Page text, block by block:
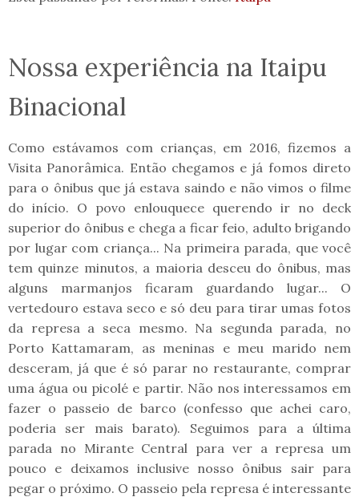
Nossa experiência na Itaipu
Binacional
Como estávamos com crianças, em 2016, fizemos a
Visita Panorâmica. Então chegamos e já fomos direto
para o ônibus que já estava saindo e não vimos o filme
do início. O povo enlouquece querendo ir no deck
superior do ônibus e chega a ficar feio, adulto brigando
por lugar com criança... Na primeira parada, que você
tem quinze minutos, a maioria desceu do ônibus, mas
alguns marmanjos ficaram guardando lugar... O
vertedouro estava seco e só deu para tirar umas fotos
da represa a seca mesmo. Na segunda parada, no
Porto Kattamaram, as meninas e meu marido nem
desceram, já que é só parar no restaurante, comprar
uma água ou picolé e partir. Não nos interessamos em
fazer o passeio de barco (confesso que achei caro,
poderia ser mais barato). Seguimos para a última
parada no Mirante Central para ver a represa um
pouco e deixamos inclusive nosso ônibus sair para
pegar o próximo. O passeio pela represa é interessante